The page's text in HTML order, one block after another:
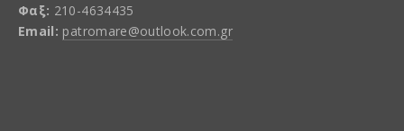
Φαξ: 210-4634435
Email: patromare@outlook.com.gr